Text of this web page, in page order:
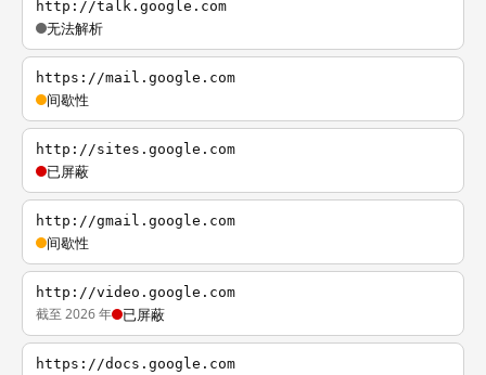
http://talk.google.com
无法解析
https://mail.google.com
间歇性
http://sites.google.com
已屏蔽
http://gmail.google.com
间歇性
http://video.google.com
截至 2026 年 已屏蔽
https://docs.google.com